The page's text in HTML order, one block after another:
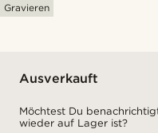
Gravieren
Ausverkauft
Möchtest Du
wieder auf Lager ist?